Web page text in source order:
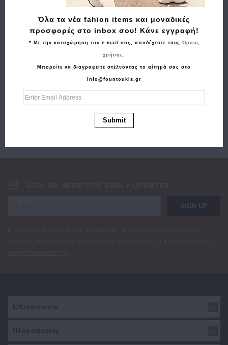
SIGN UP
Επικοινωνία
Πληροφορίες
Όλα τα νέα fahion items και μοναδικές
προσφορές στο inbox σου! Κάνε εγγραφή!
* Με την καταχώρηση του e-mail σας, αποδέχεστε τους Όρους
χρήσης.
Μπορείτε να διαγραφείτε στέλνοντας το αίτημά σας στο
info@fountoukis.gr
Submit